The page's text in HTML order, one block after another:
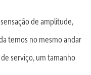
de amplitude,
temos no mesmo andar
serviço, um tamanho